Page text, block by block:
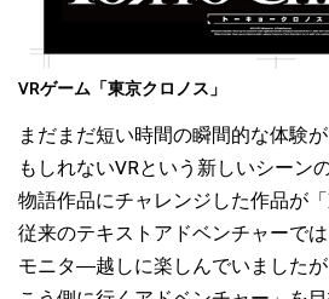
VRゲーム「東京クロノス」
まだまだ短い時間の瞬間的な体験
もしれないVRという新しいシーン
物語作品にチャレンジした作品が「
従来のテキストアドベンチャーで
モニタ―越しに楽しんでいました